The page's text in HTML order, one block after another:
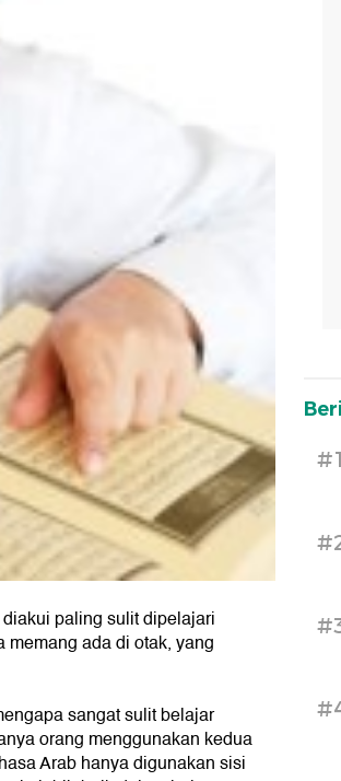
paling sulit dipelajari
ada di otak, yang
sangat sulit belajar
orang menggunakan kedua
Arab hanya digunakan sisi
#1